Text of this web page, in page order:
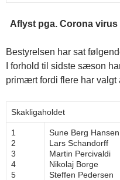
Aflyst pga. Corona virus
Bestyrelsen har sat
I forhold til sidste sæson
primært fordi flere har valgt
Skakligaholdet
1
2
3
4
5
Sune Berg Hansen
Lars Schandorff
Martin Percivaldi
Nikolaj Borge
Steffen Pedersen